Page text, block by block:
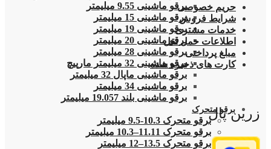
برقو ماشینی 9.55 میلیمتر
برقو ماشینی 15 میلیمتر
برقو ماشینی 19 میلیمتر
برقو ماشینی 20 میلیمتر
برقو ماشینی 28 میلیمتر
برقو ماشینی 32 میلیمتر مارپیچ
برقو ماشینی ماپال 32 میلیمتر
برقو ماشینی 34 میلیمتر
برقو ماشینی بلند 19.057 میلیمتر
برقو متحرک
برقو متحرک 10.3-9.5 میلیمتر
برقو متحرک 11.11–10.3 میلیمتر
برقو متحرک 13.5–12 میلیمتر
حریم خصوصی
شرایط فروش
خدمات مشتری
اطلاعات حمل نقل
مبلغ پرداختی
کارت های ذخیره شده
زرین پال